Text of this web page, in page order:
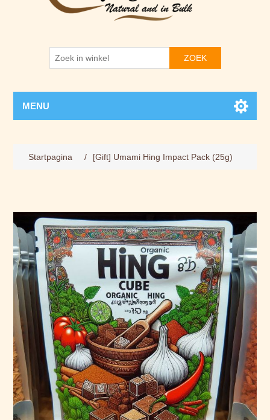
ZOEK
MENU
Startpagina / [Gift] Umami Hing Impact Pack (25g)